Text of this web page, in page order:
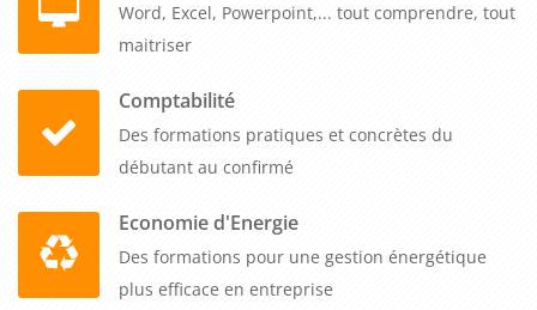
Word, Excel, Powerpoint,... tout comprendre, tout
maitriser
Comptabilité
Des formations pratiques et concrètes du
débutant au confirmé
Economie d'Energie
Des formations pour une gestion énergétique
plus efficace en entreprise